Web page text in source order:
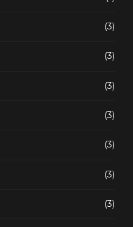
(3)
(3)
(3)
(3)
(3)
(3)
(3)